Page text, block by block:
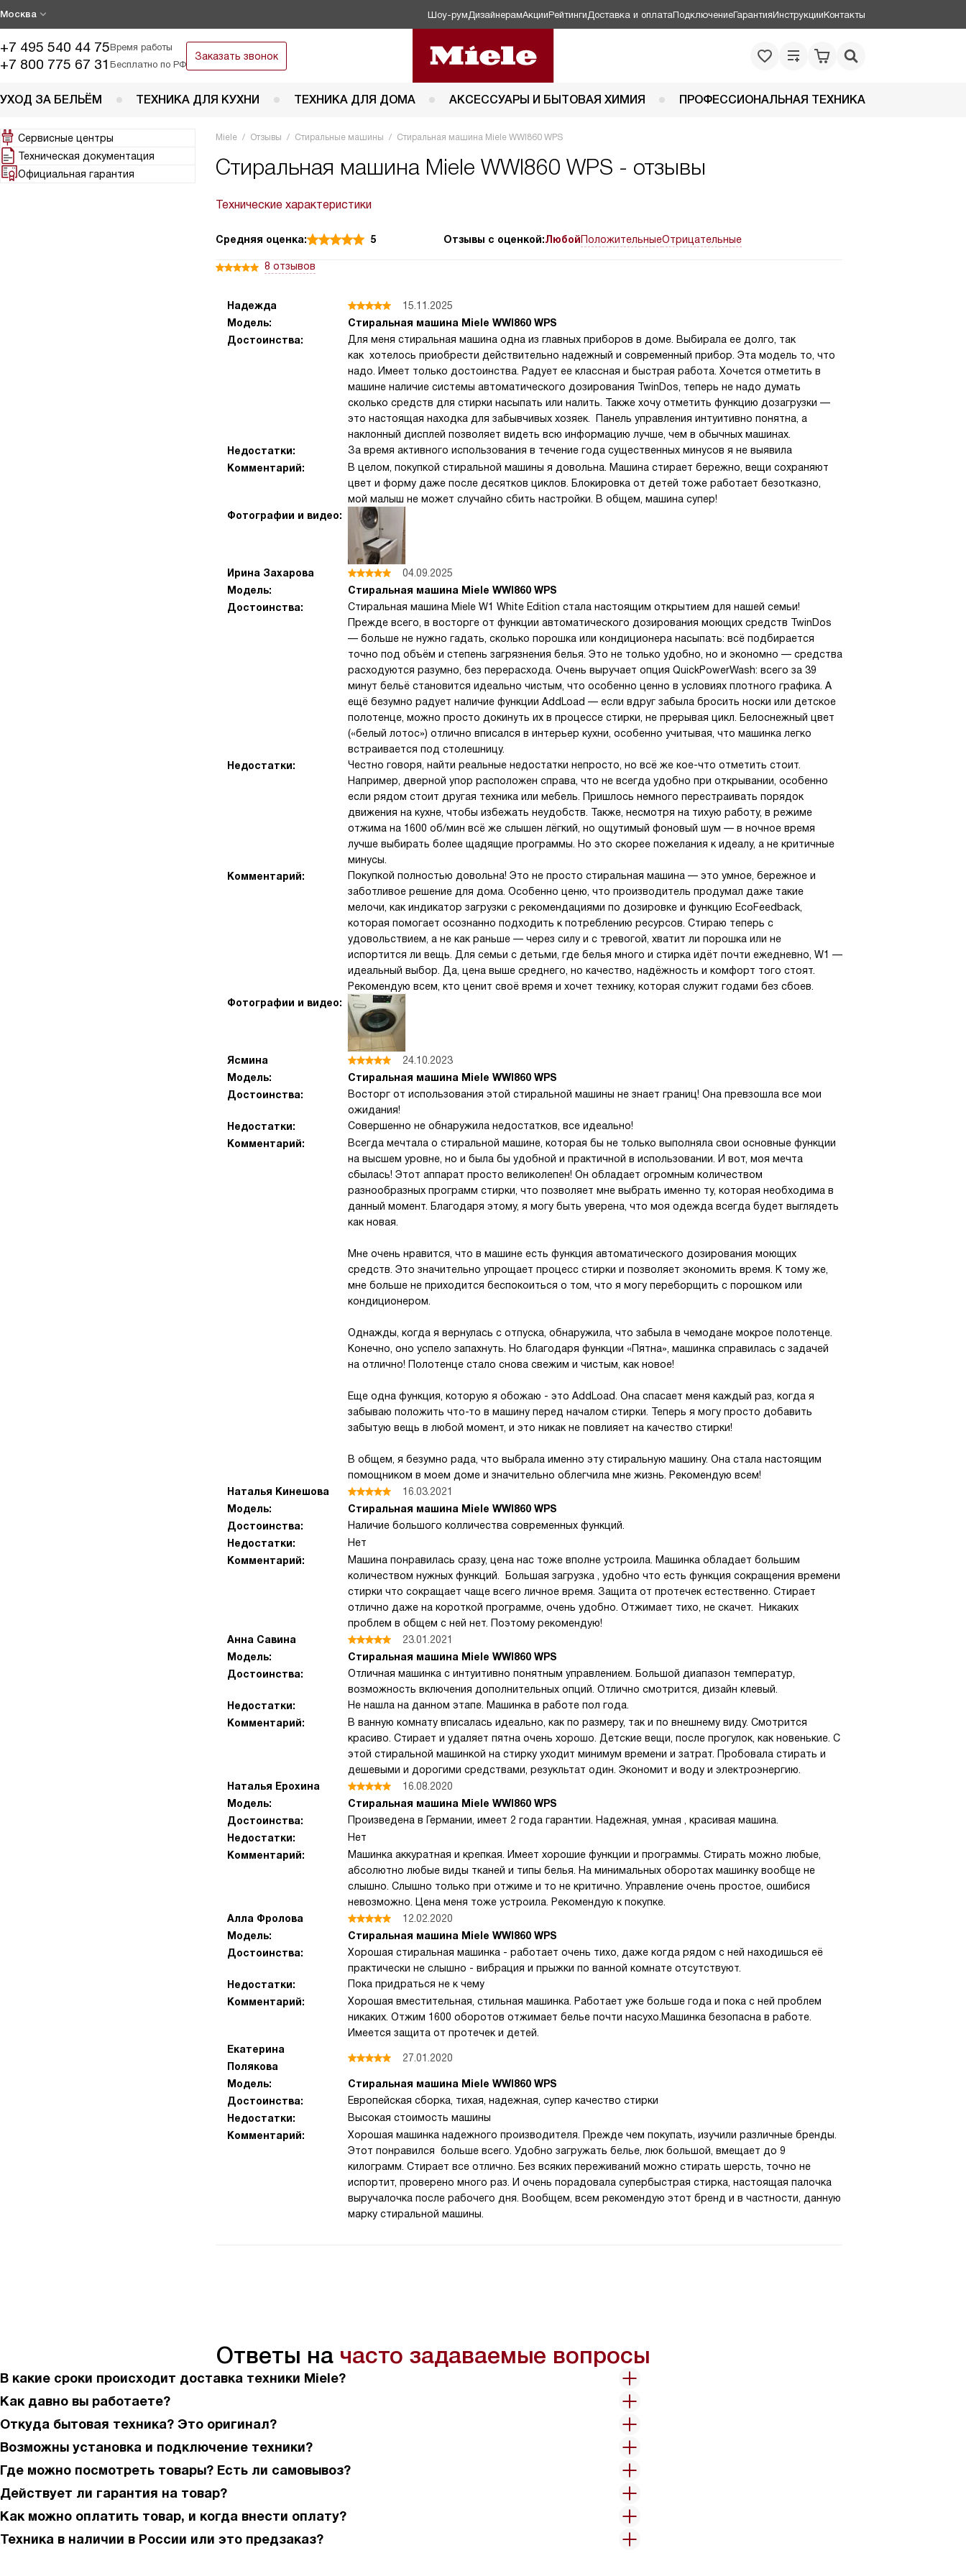
Москва Шоу-рум ДизайнерамАкцииРейтинги Доставка и оплатаПодключениеГарантияИнструкцииКонтакты
+7 495 540 44 75Время работы
+7 800 775 67 31 Бесплатно по РФ
Заказать звонок
УХОД ЗА БЕЛЬЁМ ТЕХНИКА ДЛЯ КУХНИ ТЕХНИКА ДЛЯ ДОМА АКСЕССУАРЫ И БЫТОВАЯ ХИМИЯ ПРОФЕССИОНАЛЬНАЯ ТЕХНИКА
Сервисные центры
Техническая документация
Официальная гарантия
Miele Отзывы Стиральные машины Стиральная машина Miele WWI860 WPS
Стиральная машина Miele WWI860 WPS - отзывы
Технические характеристики
Средняя оценка: 5 Отзывы с оценкой:ЛюбойПоложительныеОтрицательные
8 отзывов
Надежда
15.11.2025
Модель:
Стиральная машина Miele WWI860 WPS
Достоинства:
Для меня стиральная машина одна из главных приборов в доме. Выбирала ее долго, так
как хотелось приобрести действительно надежный и современный прибор. Эта модель то, что
надо. Имеет только достоинства. Радует ее классная и быстрая работа. Хочется отметить в
машине наличие системы автоматического дозирования TwinDos, теперь не надо думать
сколько средств для стирки насыпать или налить. Также хочу отметить функцию дозагрузки —
это настоящая находка для забывчивых хозяек. Панель управления интуитивно понятна, а
наклонный дисплей позволяет видеть всю информацию лучше, чем в обычных машинах.
Недостатки:
За время активного использования в течение года существенных минусов я не выявила
Комментарий:
В целом, покупкой стиральной машины я довольна. Машина стирает бережно, вещи сохраняют
цвет и форму даже после десятков циклов. Блокировка от детей тоже работает безотказно,
мой малыш не может случайно сбить настройки. В общем, машина супер!
Фотографии и видео:
Ирина Захарова
04.09.2025
Модель:
Стиральная машина Miele WWI860 WPS
Достоинства:
Стиральная машина Miele W1 White Edition стала настоящим открытием для нашей семьи!
Прежде всего, в восторге от функции автоматического дозирования моющих средств TwinDos
— больше не нужно гадать, сколько порошка или кондиционера насыпать: всё подбирается
точно под объём и степень загрязнения белья. Это не только удобно, но и экономно — средства
расходуются разумно, без перерасхода. Очень выручает опция QuickPowerWash: всего за 39
минут бельё становится идеально чистым, что особенно ценно в условиях плотного графика. А
ещё безумно радует наличие функции AddLoad — если вдруг забыла бросить носки или детское
полотенце, можно просто докинуть их в процессе стирки, не прерывая цикл. Белоснежный цвет
(«белый лотос») отлично вписался в интерьер кухни, особенно учитывая, что машинка легко
встраивается под столешницу.
Недостатки:
Честно говоря, найти реальные недостатки непросто, но всё же кое-что отметить стоит.
Например, дверной упор расположен справа, что не всегда удобно при открывании, особенно
если рядом стоит другая техника или мебель. Пришлось немного перестраивать порядок
движения на кухне, чтобы избежать неудобств. Также, несмотря на тихую работу, в режиме
отжима на 1600 об/мин всё же слышен лёгкий, но ощутимый фоновый шум — в ночное время
лучше выбирать более щадящие программы. Но это скорее пожелания к идеалу, а не критичные
минусы.
Комментарий:
Покупкой полностью довольна! Это не просто стиральная машина — это умное, бережное и
заботливое решение для дома. Особенно ценю, что производитель продумал даже такие
мелочи, как индикатор загрузки с рекомендациями по дозировке и функцию EcoFeedback,
которая помогает осознанно подходить к потреблению ресурсов. Стираю теперь с
удовольствием, а не как раньше — через силу и с тревогой, хватит ли порошка или не
испортится ли вещь. Для семьи с детьми, где белья много и стирка идёт почти ежедневно, W1 —
идеальный выбор. Да, цена выше среднего, но качество, надёжность и комфорт того стоят.
Рекомендую всем, кто ценит своё время и хочет технику, которая служит годами без сбоев.
Фотографии и видео:
Ясмина
24.10.2023
Модель:
Стиральная машина Miele WWI860 WPS
Достоинства:
Восторг от использования этой стиральной машины не знает границ! Она превзошла все мои
ожидания!
Недостатки:
Совершенно не обнаружила недостатков, все идеально!
Комментарий:
Всегда мечтала о стиральной машине, которая бы не только выполняла свои основные функции
на высшем уровне, но и была бы удобной и практичной в использовании. И вот, моя мечта
сбылась! Этот аппарат просто великолепен! Он обладает огромным количеством
разнообразных программ стирки, что позволяет мне выбрать именно ту, которая необходима в
данный момент. Благодаря этому, я могу быть уверена, что моя одежда всегда будет выглядеть
как новая.
Мне очень нравится, что в машине есть функция автоматического дозирования моющих
средств. Это значительно упрощает процесс стирки и позволяет экономить время. К тому же,
мне больше не приходится беспокоиться о том, что я могу переборщить с порошком или
кондиционером.
Однажды, когда я вернулась с отпуска, обнаружила, что забыла в чемодане мокрое полотенце.
Конечно, оно успело запахнуть. Но благодаря функции «Пятна», машинка справилась с задачей
на отлично! Полотенце стало снова свежим и чистым, как новое!
Еще одна функция, которую я обожаю - это AddLoad. Она спасает меня каждый раз, когда я
забываю положить что-то в машину перед началом стирки. Теперь я могу просто добавить
забытую вещь в любой момент, и это никак не повлияет на качество стирки!
В общем, я безумно рада, что выбрала именно эту стиральную машину. Она стала настоящим
помощником в моем доме и значительно облегчила мне жизнь. Рекомендую всем!
Наталья Кинешова
16.03.2021
Модель:
Стиральная машина Miele WWI860 WPS
Достоинства:
Наличие большого колличества современных функций.
Недостатки:
Нет
Комментарий:
Машина понравилась сразу, цена нас тоже вполне устроила. Машинка обладает большим
количеством нужных функций. Большая загрузка , удобно что есть функция сокращения времени
стирки что сокращает чаще всего личное время. Защита от протечек естественно. Стирает
отлично даже на короткой программе, очень удобно. Отжимает тихо, не скачет. Никаких
проблем в общем с ней нет. Поэтому рекомендую!
Анна Савина
23.01.2021
Модель:
Стиральная машина Miele WWI860 WPS
Достоинства:
Отличная машинка с интуитивно понятным управлением. Большой диапазон температур,
возможность включения дополнительных опций. Отлично смотрится, дизайн клевый.
Недостатки:
Не нашла на данном этапе. Машинка в работе пол года.
Комментарий:
В ванную комнату вписалась идеально, как по размеру, так и по внешнему виду. Смотрится
красиво. Стирает и удаляет пятна очень хорошо. Детские вещи, после прогулок, как новенькие. С
этой стиральной машинкой на стирку уходит минимум времени и затрат. Пробовала стирать и
дешевыми и дорогими средствами, резукльтат один. Экономит и воду и электроэнергию.
Наталья Ерохина
16.08.2020
Модель:
Стиральная машина Miele WWI860 WPS
Достоинства:
Произведена в Германии, имеет 2 года гарантии. Надежная, умная , красивая машина.
Недостатки:
Нет
Комментарий:
Машинка аккуратная и крепкая. Имеет хорошие функции и программы. Стирать можно любые,
абсолютно любые виды тканей и типы белья. На минимальных оборотах машинку вообще не
слышно. Слышно только при отжиме и то не критично. Управление очень простое, ошибися
невозможно. Цена меня тоже устроила. Рекомендую к покупке.
Алла Фролова
12.02.2020
Модель:
Стиральная машина Miele WWI860 WPS
Достоинства:
Хорошая стиральная машинка - работает очень тихо, даже когда рядом с ней находишься её
практически не слышно - вибрация и прыжки по ванной комнате отсутствуют.
Недостатки:
Пока придраться не к чему
Комментарий:
Хорошая вместительная, стильная машинка. Работает уже больше года и пока с ней проблем
никаких. Отжим 1600 оборотов отжимает белье почти насухо.Машинка безопасна в работе.
Имеется защита от протечек и детей.
Екатерина
Полякова
27.01.2020
Модель:
Стиральная машина Miele WWI860 WPS
Достоинства:
Европейская сборка, тихая, надежная, супер качество стирки
Недостатки:
Высокая стоимость машины
Комментарий:
Хорошая машинка надежного производителя. Прежде чем покупать, изучили различные бренды.
Этот понравился больше всего. Удобно загружать белье, люк большой, вмещает до 9
килограмм. Стирает все отлично. Без всяких переживаний можно стирать шерсть, точно не
испортит, проверено много раз. И очень порадовала супербыстрая стирка, настоящая палочка
выручалочка после рабочего дня. Вообщем, всем рекомендую этот бренд и в частности, данную
марку стиральной машины.
Ответы на часто задаваемые вопросы
В какие сроки происходит доставка техники Miele?
Как давно вы работаете?
Откуда бытовая техника? Это оригинал?
Возможны установка и подключение техники?
Где можно посмотреть товары? Есть ли самовывоз?
Действует ли гарантия на товар?
Как можно оплатить товар, и когда внести оплату?
Техника в наличии в России или это предзаказ?